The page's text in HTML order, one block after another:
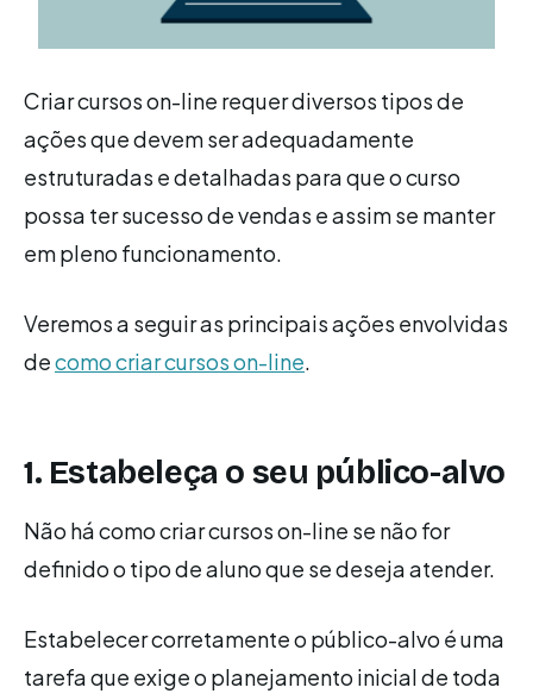
Criar cursos on-line requer diversos tipos de
ações que devem ser adequadamente
estruturadas e detalhadas para que o curso
possa ter sucesso de vendas e assim se manter
em pleno funcionamento.
Veremos a seguir as principais ações envolvidas
decomo criar cursos on-line.
1. Estabeleça o seu público-alvo
Não há como criar cursos on-line se não for
definido o tipo de aluno que se deseja atender.
Estabelecer corretamente o público-alvo é uma
tarefa que exige o planejamento inicial de toda